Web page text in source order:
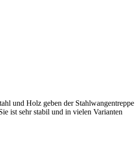
und Holz geben der Stahlwangentreppe
ist sehr stabil und in vielen Varianten